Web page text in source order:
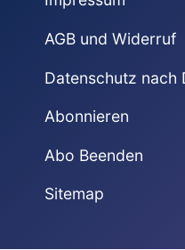
AGB und Widerruf
Datenschutz nach
Abonnieren
Abo Beenden
Sitemap